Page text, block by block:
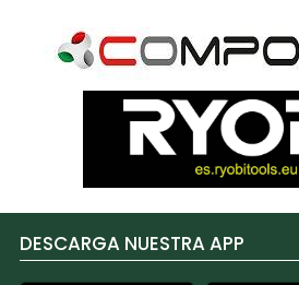
DESCARGA NUESTRA APP